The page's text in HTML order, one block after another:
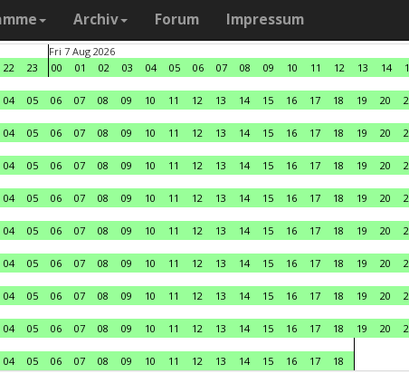
Archiv Forum Impressum
22 23
Fri 7 Aug 2026
00
01 02 03 04 05 06 07 08 09 10 11 12 13 14
04 05 06 07 08 09 10 11 12 13 14 15 16 17 18 19 20
04 05 06 07 08 09 10 11 12 13 14 15 16 17 18 19 20
04 05 06 07 08 09 10 11 12 13 14 15 16 17 18 19 20
04 05 06 07 08 09 10 11 12 13 14 15 16 17 18 19 20
04 05 06 07 08 09 10 11 12 13 14 15 16 17 18 19 20
04 05 06 07 08 09 10 11 12 13 14 15 16 17 18 19 20
04 05 06 07 08 09 10 11 12 13 14 15 16 17 18 19 20
04 05 06 07 08 09 10 11 12 13 14 15 16 17 18 19 20
04 05 06 07 08 09 10 11 12 13 14 15 16 17 18